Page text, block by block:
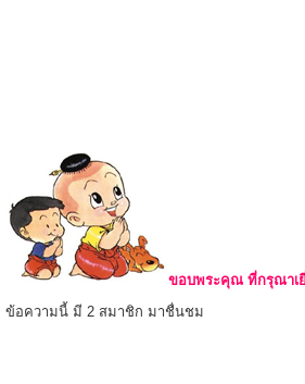
ขอบพระคุณ ที่กรุณาเ
ข้อความนี้ มี 2 สมาชิก มาชื่นชม